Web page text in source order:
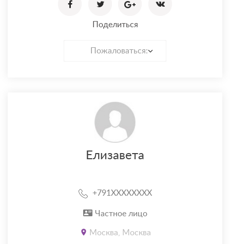
Поделиться
Пожаловаться:
Елизавета
+791XXXXXXXX
Частное лицо
Москва, Москва